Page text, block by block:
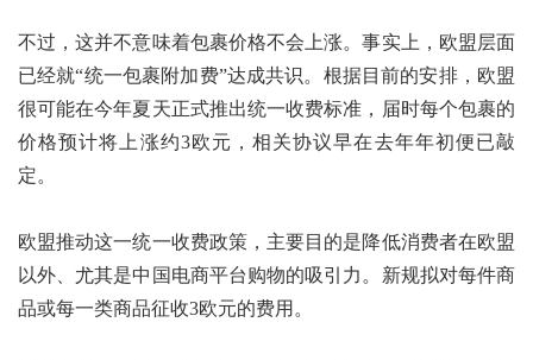
不过，这并不意味着包裹价格不会上涨。事实上，欧盟层面
已经就“统一包裹附加费”达成共识。根据目前的安排，欧盟
很可能在今年夏天正式推出统一收费标准，届时每个包裹的
价格预计将上涨约3欧元，相关协议早在去年年初便已敲
定。
欧盟推动这一统一收费政策，主要目的是降低消费者在欧盟
以外、尤其是中国电商平台购物的吸引力。新规拟对每件商
品或每一类商品征收3欧元的费用。